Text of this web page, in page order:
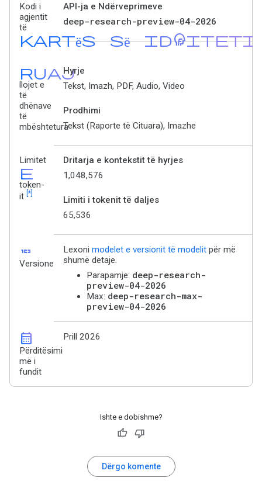
Kodi i
agjentit
të
kartës së
API-ja e Ndërveprimeve
deep-research-preview-04-2026
ruaj
llojet e
të
dhënave
të
mbështetura
Hyrje
Tekst, Imazh, PDF, Audio, Video
Prodhimi
Tekst (Raporte të Cituara), Imazhe
Limitet
e
token-
it [*]
Dritarja e kontekstit të hyrjes
1,048,576
Limiti i tokenit të daljes
65,536
123
Versione
Lexoni modelet e versionit të modelit për më
shumë detaje.
Parapamje: deep-research-
preview-04-2026
Max: deep-research-max-
preview-04-2026
calendar_month
Përditësimi
më i
fundit
Prill 2026
Ishte e dobishme?
Dërgo komente